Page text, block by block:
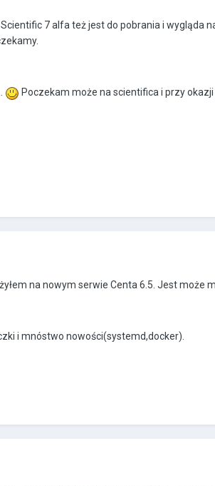
7 alfa też jest do pobrania i wygląda
Poczekam może na scientifica i przy
na nowym serwie Centa 6.5. Jest może
i mnóstwo nowości(systemd,docker).